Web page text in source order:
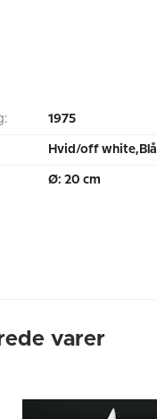
1975
Hvid/off white,Blå
Ø: 20 cm
varer